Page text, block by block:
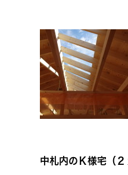
中札内のＫ様宅（２